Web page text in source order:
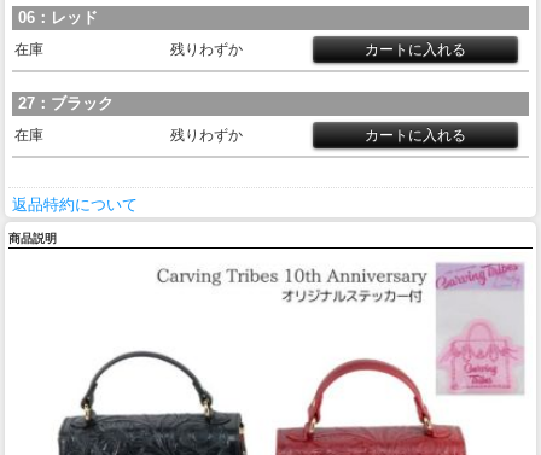
06：レッド
在庫 残りわずか
27：ブラック
在庫 残りわずか
返品特約について
商品説明